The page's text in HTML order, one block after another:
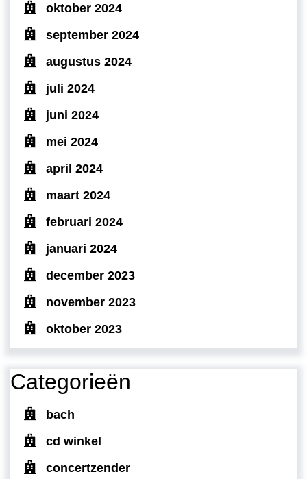
oktober 2024
september 2024
augustus 2024
juli 2024
juni 2024
mei 2024
april 2024
maart 2024
februari 2024
januari 2024
december 2023
november 2023
oktober 2023
Categorieën
bach
cd winkel
concertzender